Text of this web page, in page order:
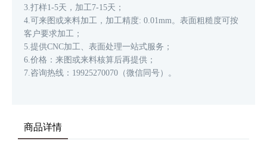
3.打样1-5天，加工7-15天；
4.可来图或来料加工，加工精度: 0.01mm。表面粗糙度可按
客户要求加工；
5.提供CNC加工、表面处理一站式服务；
6.价格：来图或来料核算后再提供；
7.咨询热线：19925270070（微信同号）。
商品详情